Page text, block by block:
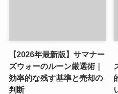
【2026年最新版】サマナー
ズウォーのルーン厳選術｜
効率的な残す基準と売却の
判断